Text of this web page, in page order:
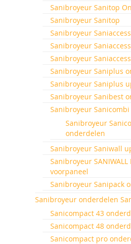
Sanibroyeur Sanitop
Sanibroyeur Sanitop
Sanibroyeur
Sanibroyeur
Sanibroyeur
Sanibroyeur Saniplus
Sanibroyeur Saniplus
Sanibroyeur Sanibest
Sanibroyeur
Sanibroyeur
onderdelen
Sanibroyeur Saniwall
Sanibroyeur
voorpaneel
Sanibroyeur Sanipack
Sanibroyeur onderdelen
Sanicompact 43
Sanicompact 48
Sanicompact pro